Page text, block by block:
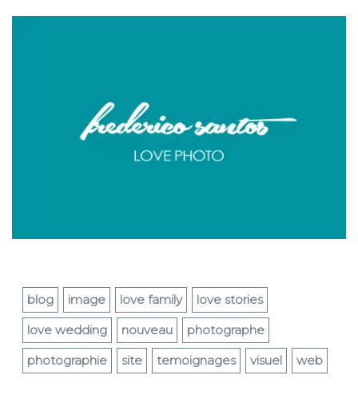
blog image love family
love stories
love wedding
nouveau
photographe
photographie
site temoignages visuel web